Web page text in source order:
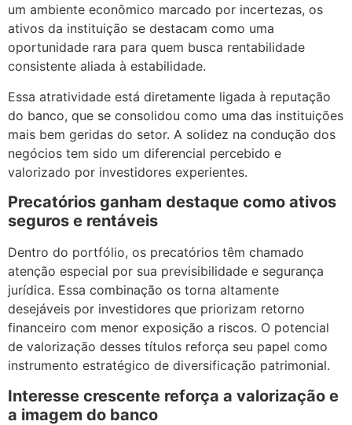
um ambiente econômico marcado por incertezas, os
ativos da instituição se destacam como uma
oportunidade rara para quem busca rentabilidade
consistente aliada à estabilidade.
Essa atratividade está diretamente ligada à reputação
do banco, que se consolidou como uma das instituições
mais bem geridas do setor. A solidez na condução dos
negócios tem sido um diferencial percebido e
valorizado por investidores experientes.
Precatórios ganham destaque como ativos
seguros e rentáveis
Dentro do portfólio, os precatórios têm chamado
atenção especial por sua previsibilidade e segurança
jurídica. Essa combinação os torna altamente
desejáveis por investidores que priorizam retorno
financeiro com menor exposição a riscos. O potencial
de valorização desses títulos reforça seu papel como
instrumento estratégico de diversificação patrimonial.
Interesse crescente reforça a valorização e
a imagem do banco